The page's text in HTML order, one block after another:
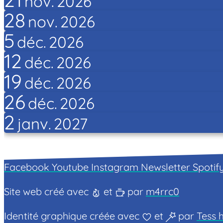
28 nov. 2026
5 déc. 2026
12 déc. 2026
19 déc. 2026
26déc. 2026
2 janv. 2027
Facebook Youtube Instagram Newsletter
Site web créé avec
et par m4rrc0
Identité graphique créée avec
et par Tess